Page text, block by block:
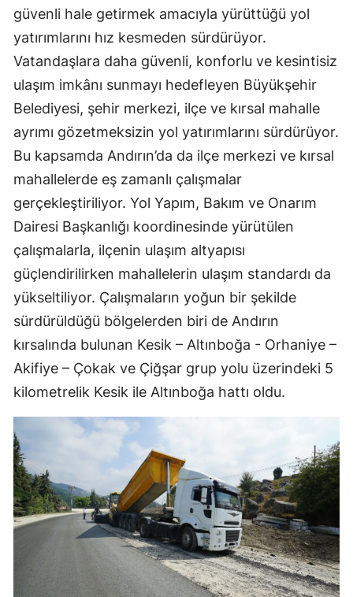
güvenli hale getirmek amacıyla yürüttüğü yol
yatırımlarını hız kesmeden sürdürüyor.
Vatandaşlara daha güvenli, konforlu ve kesintisiz
ulaşım imkânı sunmayı hedefleyen Büyükşehir
Belediyesi, şehir merkezi, ilçe ve kırsal mahalle
ayrımı gözetmeksizin yol yatırımlarını sürdürüyor.
Bu kapsamda Andırın’da da ilçe merkezi ve kırsal
mahallelerde eş zamanlı çalışmalar
gerçekleştiriliyor. Yol Yapım, Bakım ve Onarım
Dairesi Başkanlığı koordinesinde yürütülen
çalışmalarla, ilçenin ulaşım altyapısı
güçlendirilirken mahallelerin ulaşım standardı da
yükseltiliyor. Çalışmaların yoğun bir şekilde
sürdürüldüğü bölgelerden biri de Andırın
kırsalında bulunan Kesik – Altınboğa - Orhaniye –
Akifiye – Çokak ve Çiğşar grup yolu üzerindeki 5
kilometrelik Kesik ile Altınboğa hattı oldu.